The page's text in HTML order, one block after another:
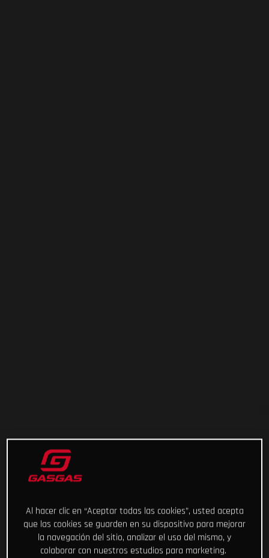
Al hacer clic en “Aceptar todas las cookies”, usted acepta
que las cookies se guarden en su dispositivo para mejorar
la navegación del sitio, analizar el uso del mismo, y
colaborar con nuestros estudios para marketing.